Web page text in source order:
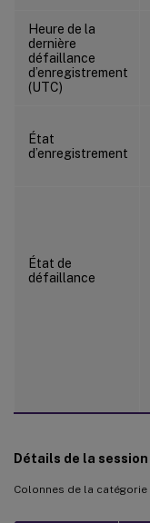
Heure de la
dernière
défaillance
d’enregistrement
(UTC)
État
d’enregistrement
État de
défaillance
Détails de la session
Colonnes de la catégorie